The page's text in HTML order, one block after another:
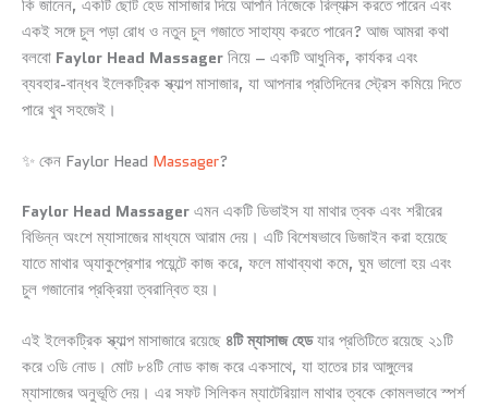
একই সঙ্গে চুল পড়া রোধ ও নতুন চুল গজাতে সাহায্য করতে পারেন? আজ আমরা কথা
বলবো Faylor Head Massagerনিয়ে – একটি আধুনিক, কার্যকর এবং
ব্যবহার-বান্ধব ইলেকট্রিক স্ক্যাল্প মাসাজার, যা আপনার প্রতিদিনের স্ট্রেস কমিয়ে দিতে
পারে খুব সহজেই।
✨ কেন Faylor Head Massager?
Faylor Head Massagerএমন একটি ডিভাইস যা মাথার ত্বক এবং শরীরের
বিভিন্ন অংশে ম্যাসাজের মাধ্যমে আরাম দেয়। এটি বিশেষভাবে ডিজাইন করা হয়েছে
যাতে মাথার অ্যাকুপ্রেশার পয়েন্টে কাজ করে, ফলে মাথাব্যথা কমে, ঘুম ভালো হয় এবং
চুল গজানোর প্রক্রিয়া ত্বরান্বিত হয়।
এই ইলেকট্রিক স্ক্যাল্প মাসাজারে রয়েছে ৪টি ম্যাসাজ হেডযার প্রতিটিতে রয়েছে ২১টি
করে ৩ডি নোড। মোট ৮৪টি নোড কাজ করে একসাথে, যা হাতের চার আঙ্গুলের
ম্যাসাজের অনুভূতি দেয়। এর সফট সিলিকন ম্যাটেরিয়াল মাথার ত্বকে কোমলভাবে স্পর্শ